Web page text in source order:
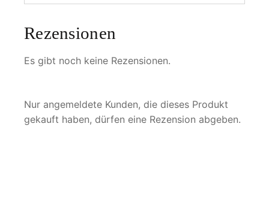
a
u
M
g
e
Rezensionen
Es gibt noch keine Rezensionen.
Nur angemeldete Kunden, die dieses Produkt
gekauft haben, dürfen eine Rezension abgeben.